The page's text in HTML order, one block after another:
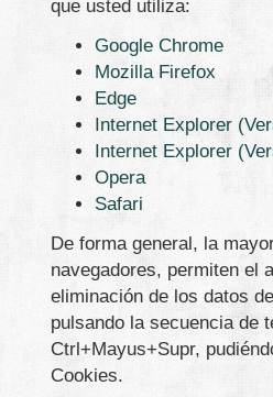
que usted utiliza:
Google Chrome
Mozilla Firefox
Edge
Internet Explorer
Internet Explorer
Opera
Safari
De forma general, la
navegadores, permiten el
eliminación de los datos
pulsando la secuencia de
Ctrl+Mayus+Supr,
Cookies.